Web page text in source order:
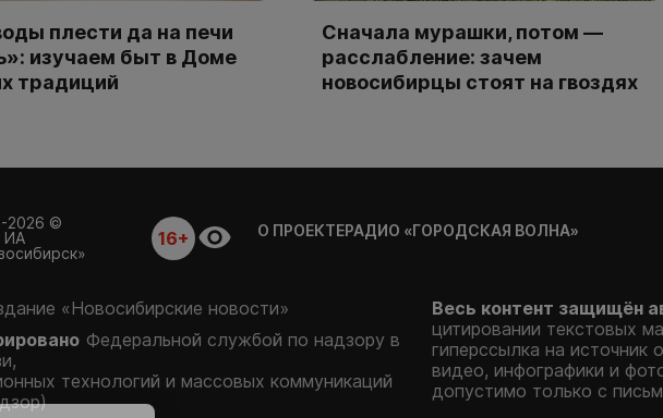
плести да на печи
изучаем быт в Доме
традиций
Сначала мурашки, потом —
расслабление: зачем
новосибирцы стоят на гвоздях
2026 ©
ИА
16+ О ПРОЕКТЕРАДИО «ГОРОДСКАЯ ВОЛНА»
«Новосибирские новости»
Федеральной службой по надзору в
технологий и массовых коммуникаций
Весь контент защищён
цитировании текстовых
гиперссылка на источник
видео, инфографики и
допустимо только с